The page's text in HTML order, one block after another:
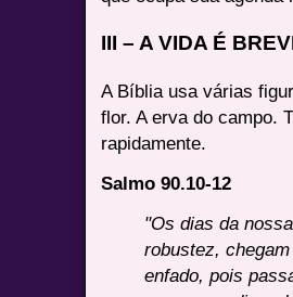
III – A VIDA É
A Bíblia usa várias
flor. A erva do campo.
rapidamente.
Salmo 90.10-12
"Os dias da
robustez,
enfado, pois